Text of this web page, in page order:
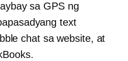
sa GPS ng
text
chat sa website, at